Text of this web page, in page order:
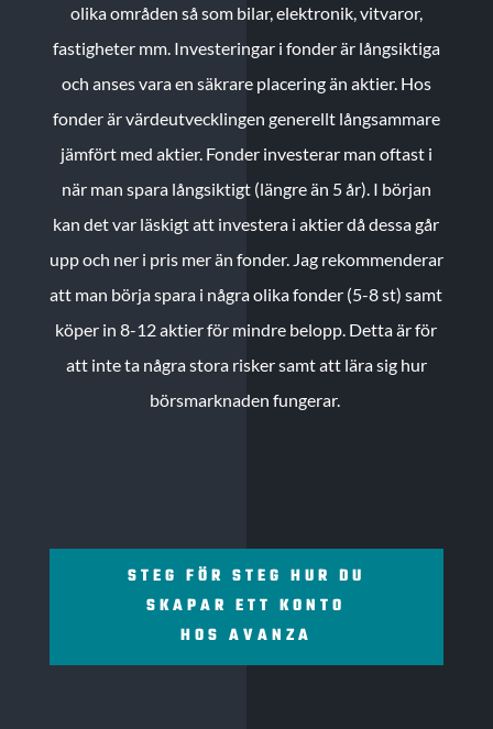
olika områden så som bilar, elektronik, vitvaror,
fastigheter mm. Investeringar i fonder är långsiktiga
och anses vara en säkrare placering än aktier. Hos
fonder är värdeutvecklingen generellt långsammare
jämfört med aktier. Fonder investerar man oftast i
när man spara långsiktigt (längre än 5 år). I början
kan det var läskigt att investera i aktier då dessa går
upp och ner i pris mer än fonder. Jag rekommenderar
att man börja spara i några olika fonder (5-8 st) samt
köper in 8-12 aktier för mindre belopp. Detta är för
att inte ta några stora risker samt att lära sig hur
börsmarknaden fungerar.
STEG FÖR STEG HUR DU
SKAPAR ETT KONTO
HOS AVANZA